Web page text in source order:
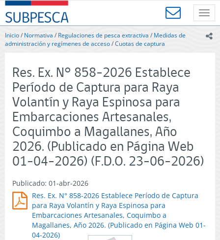
Contenido
principal
SUBPESCA
-
Subsecretaría
de
Acuicultura
Gobierno
de
Chile
Inicio/ Normativa / Regulaciones de pesca extractiva / Medidas de
administración y regímenes de acceso/Cuotas de captura
Res. Ex. N° 858-2026 Establece
Período de Captura para Raya
Volantín y Raya Espinosa para
Embarcaciones Artesanales,
Coquimbo a Magallanes, Año
2026. (Publicado en Página Web
01-04-2026) (F.D.O. 23-06-2026)
Publicado: 01-abr-2026
Res. Ex. N° 858-2026 Establece Período de Captura
para Raya Volantín y Raya Espinosa para
Embarcaciones Artesanales, Coquimbo a
Magallanes, Año 2026. (Publicado en Página Web 01-
04-2026)